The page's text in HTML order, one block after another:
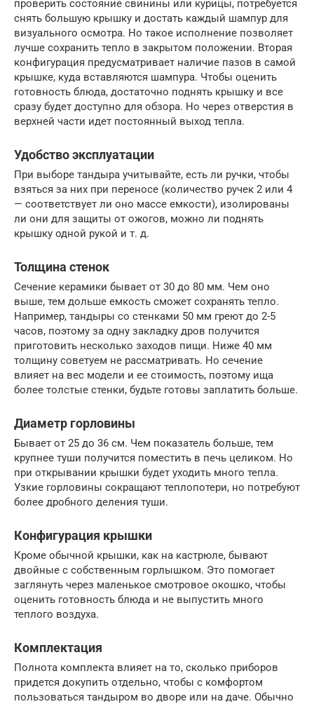
проверить состояние свинины или курицы, потребуется
снять большую крышку и достать каждый шампур для
визуального осмотра. Но такое исполнение позволяет
лучше сохранить тепло в закрытом положении. Вторая
конфигурация предусматривает наличие пазов в самой
крышке, куда вставляются шампура. Чтобы оценить
готовность блюда, достаточно поднять крышку и все
сразу будет доступно для обзора. Но через отверстия в
верхней части идет постоянный выход тепла.
Удобство эксплуатации
При выборе тандыра учитывайте, есть ли ручки, чтобы
взяться за них при переносе (количество ручек 2 или 4
— соответствует ли оно массе емкости), изолированы
ли они для защиты от ожогов, можно ли поднять
крышку одной рукой и т. д.
Толщина стенок
Сечение керамики бывает от 30 до 80 мм. Чем оно
выше, тем дольше емкость сможет сохранять тепло.
Например, тандыры со стенками 50 мм греют до 2-5
часов, поэтому за одну закладку дров получится
приготовить несколько заходов пищи. Ниже 40 мм
толщину советуем не рассматривать. Но сечение
влияет на вес модели и ее стоимость, поэтому ища
более толстые стенки, будьте готовы заплатить больше.
Диаметр горловины
Бывает от 25 до 36 см. Чем показатель больше, тем
крупнее туши получится поместить в печь целиком. Но
при открывании крышки будет уходить много тепла.
Узкие горловины сокращают теплопотери, но потребуют
более дробного деления туши.
Конфигурация крышки
Кроме обычной крышки, как на кастрюле, бывают
двойные с собственным горлышком. Это помогает
заглянуть через маленькое смотровое окошко, чтобы
оценить готовность блюда и не выпустить много
теплого воздуха.
Комплектация
Полнота комплекта влияет на то, сколько приборов
придется докупить отдельно, чтобы с комфортом
пользоваться тандыром во дворе или на даче. Обычно